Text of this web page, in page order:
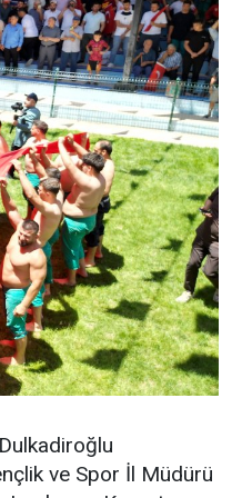
ve Spor İl Müdürü